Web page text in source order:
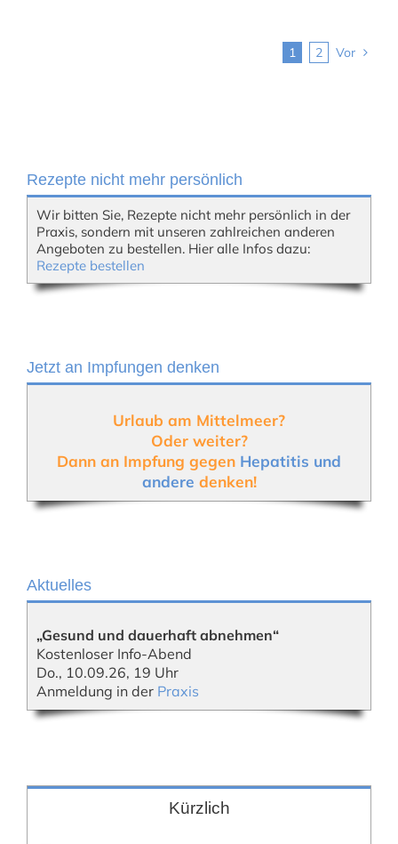
1 2 Vor
Rezepte nicht mehr persönlich
Wir bitten Sie, Rezepte nicht mehr persönlich in der
Praxis, sondern mit unseren zahlreichen anderen
Angeboten zu bestellen. Hier alle Infos dazu:
Rezepte bestellen
Jetzt an Impfungen denken
Urlaub am Mittelmeer?
Oder weiter?
Dann an Impfung gegen Hepatitis und
andere denken!
Aktuelles
„Gesund und dauerhaft abnehmen“
Kostenloser Info-Abend
Do., 10.09.26, 19 Uhr
Anmeldung in der Praxis
Kürzlich